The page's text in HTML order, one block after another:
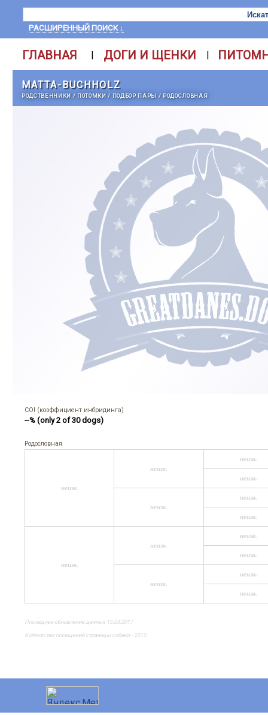
РАСШИРЕННЫЙ ПОИСК ↓
ГЛАВНАЯ | ДОГИ И ЩЕНКИ |
MATTA-BUCHHOLZ
РОДСТВЕННИКИ / ПОТОМКИ/ ПОДБОР ПАРЫ / РОДОСЛОВНАЯ
COI (коэффициент инбридинга)
--% (only 2 of 30 dogs)
Родословная
неизв.
неизв.
неизв.
неизв.
неизв.
неизв.
неизв.
неизв.
неизв.
неизв.
неизв.
неизв.
неизв.
неизв.
Последнее обновление данных 15.03.2017
Количество посещений страницы собаки - 2312